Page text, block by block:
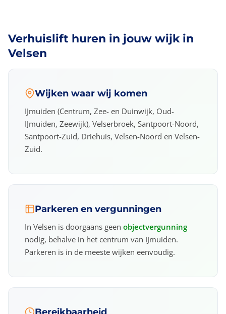
Verhuislift huren in jouw wijk in
Velsen
Wijken waar wij komen
IJmuiden (Centrum, Zee- en Duinwijk, Oud-
IJmuiden, Zeewijk), Velserbroek, Santpoort-Noord,
Santpoort-Zuid, Driehuis, Velsen-Noord en Velsen-
Zuid.
Parkeren en vergunningen
In Velsen is doorgaans geen objectvergunning
nodig, behalve in het centrum van IJmuiden.
Parkeren is in de meeste wijken eenvoudig.